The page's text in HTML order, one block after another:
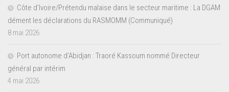
Côte d’Ivoire/Prétendu malaise dans le secteur maritime : La DGAM
dément les déclarations du RASMOMM (Communiqué)
8 mai 2026
Port autonome d’Abidjan : Traoré Kassoum nommé Directeur
général par intérim
4 mai 2026